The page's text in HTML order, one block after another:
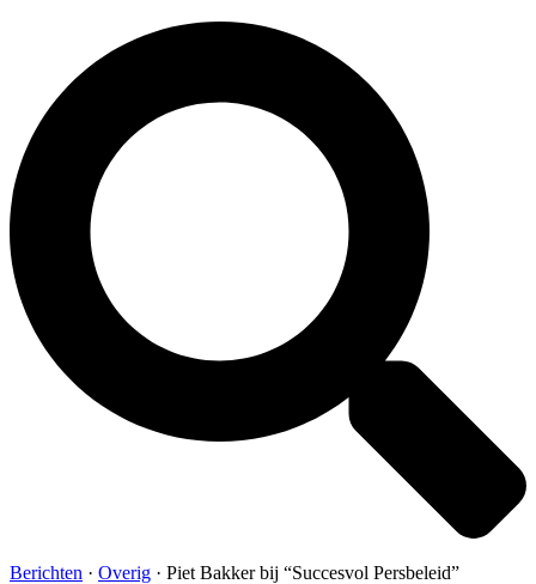
Berichten · Overig · Piet Bakker bij “Succesvol Persbeleid”